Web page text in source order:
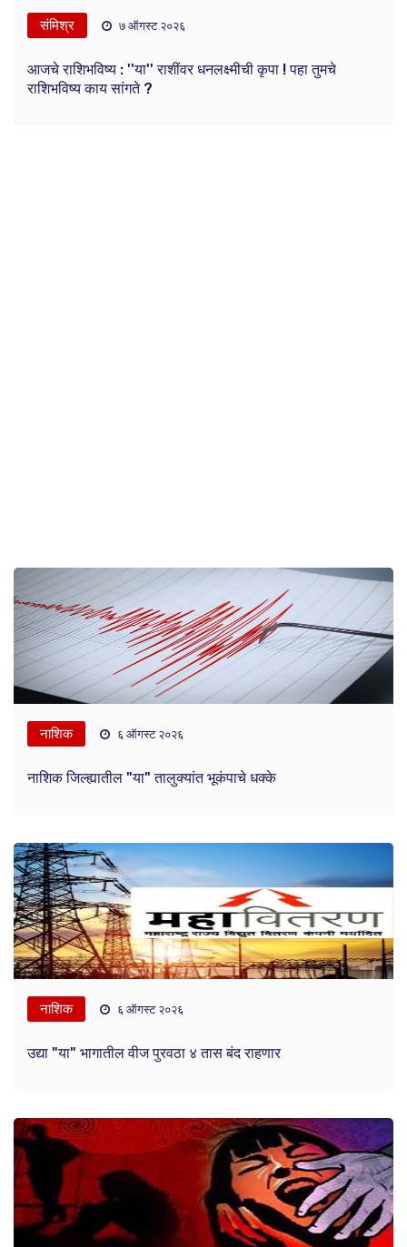
संमिश्र ७ ऑगस्ट २०२६
आजचे राशिभविष्य : ''या'' राशींवर धनलक्ष्मीची कृपा ! पहा तुमचे
राशिभविष्य काय सांगते ?
नाशिक ६ ऑगस्ट २०२६
नाशिक जिल्ह्यातील "या" तालुक्यांत भूकंपाचे धक्के
नाशिक ६ ऑगस्ट २०२६
उद्या "या" भागातील वीज पुरवठा ४ तास बंद राहणार